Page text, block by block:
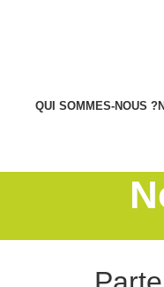
QUI SOMMES-NOUS ?